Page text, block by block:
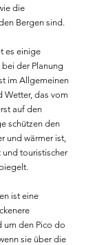
die
Bergen sind.
es einige
der Planung
im Allgemeinen
Wetter, das vom
auf den
schützen den
und wärmer ist,
und touristischer
ist eine
um den Pico do
sie über die